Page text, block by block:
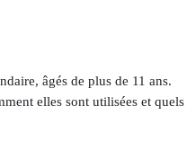
âgés de plus de 11 ans.
elles sont utilisées et